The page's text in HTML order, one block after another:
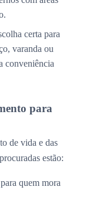
certa para
varanda ou
conveniência
para
de vida e das
estão:
quem mora